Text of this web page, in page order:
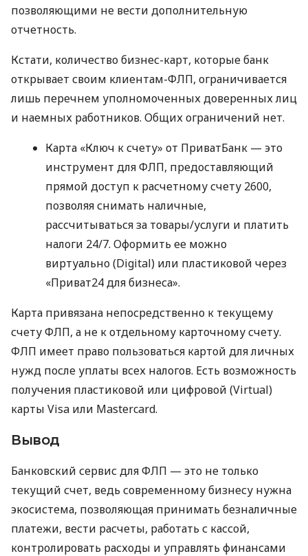
позволяющими не вести дополнительную
отчетность.
Кстати, количество бизнес-карт, которые банк
открывает своим клиентам-ФЛП, ограничивается
лишь перечнем уполномоченных доверенных лиц
и наемных работников. Общих ограничений нет.
Карта «Ключ к счету» от ПриватБанк — это
инструмент для ФЛП, предоставляющий
прямой доступ к расчетному счету 2600,
позволяя снимать наличные,
рассчитываться за товары/услуги и платить
налоги 24/7. Оформить ее можно
виртуально (Digital) или пластиковой через
«Приват24 для бизнеса».
Карта привязана непосредственно к текущему
счету ФЛП, а не к отдельному карточному счету.
ФЛП имеет право пользоваться картой для личных
нужд после уплаты всех налогов. Есть возможность
получения пластиковой или цифровой (Virtual)
карты Visa или Mastercard.
Вывод
Банковский сервис для ФЛП — это не только
текущий счет, ведь современному бизнесу нужна
экосистема, позволяющая принимать безналичные
платежи, вести расчеты, работать с кассой,
контролировать расходы и управлять финансами